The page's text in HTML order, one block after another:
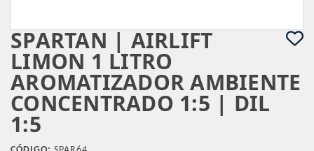
SPARTAN | AIRLIFT
LIMON 1 LITRO
AROMATIZADOR AMBIENTE
CONCENTRADO 1:5 | DIL
1:5